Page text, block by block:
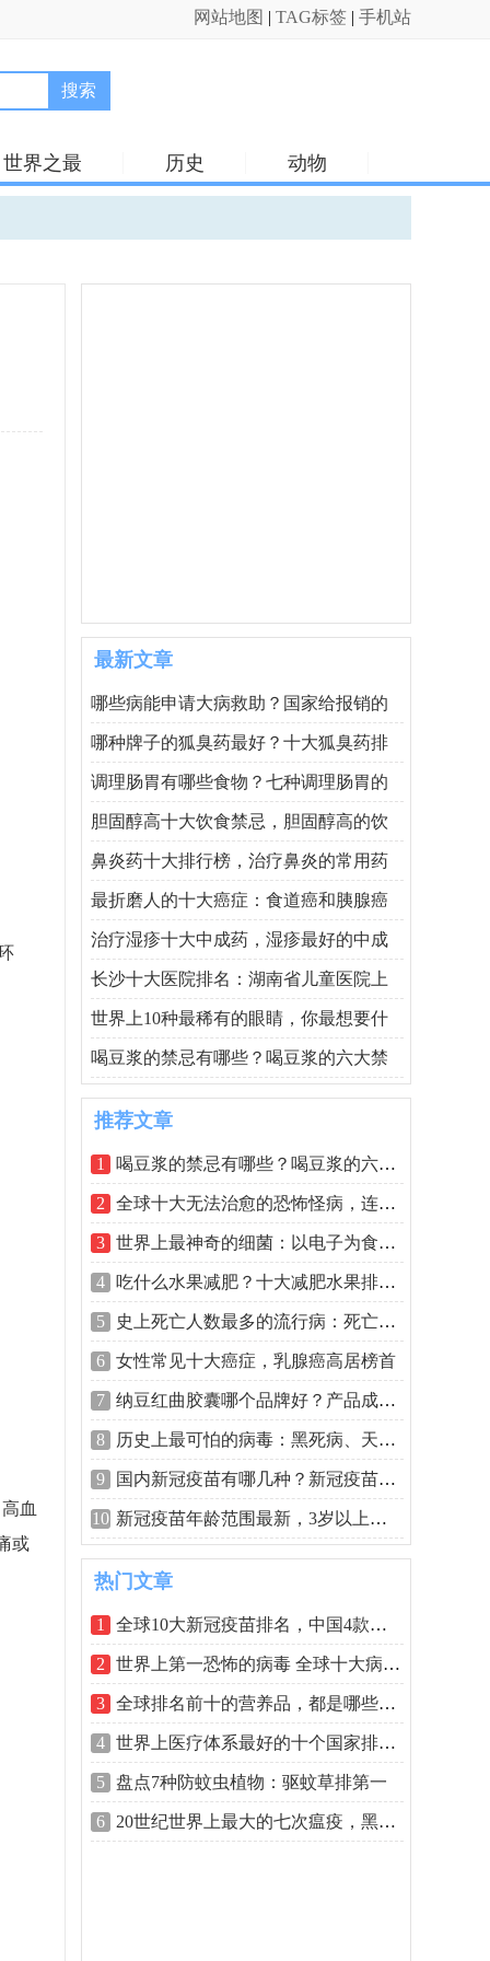
网站地图 | TAG标签 | 手机站
搜索
世界之最 历史 动物
血
或
最新文章
哪些病能申请大病救助？国家给报销的
哪种牌子的狐臭药最好？十大狐臭药排
调理肠胃有哪些食物？七种调理肠胃的
胆固醇高十大饮食禁忌，胆固醇高的饮
鼻炎药十大排行榜，治疗鼻炎的常用药
最折磨人的十大癌症：食道癌和胰腺癌
治疗湿疹十大中成药，湿疹最好的中成
长沙十大医院排名：湖南省儿童医院上
世界上10种最稀有的眼睛，你最想要什
喝豆浆的禁忌有哪些？喝豆浆的六大禁
推荐文章
1 喝豆浆的禁忌有哪些？喝豆浆的六大禁忌
2 全球十大无法治愈的恐怖怪病，连医生都
3 世界上最神奇的细菌：以电子为食的食电
4 吃什么水果减肥？十大减肥水果排行榜
5 史上死亡人数最多的流行病：死亡一亿人
6 女性常见十大癌症，乳腺癌高居榜首
7 纳豆红曲胶囊哪个品牌好？产品成分是关
8 历史上最可怕的病毒：黑死病、天花上榜
9 国内新冠疫苗有哪几种？新冠疫苗具体哪
10 新冠疫苗年龄范围最新，3岁以上能打新冠
热门文章
1 全球10大新冠疫苗排名，中国4款疫苗上榜
2 世界上第一恐怖的病毒 全球十大病毒排名
3 全球排名前十的营养品，都是哪些品牌？
4 世界上医疗体系最好的十个国家排名，美
5 盘点7种防蚊虫植物：驱蚊草排第一
6 20世纪世界上最大的七次瘟疫，黑死病排